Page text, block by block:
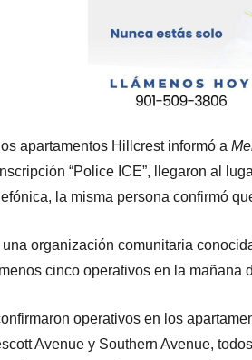
apartamentos Hillcrest informó a
“Police ICE”, llegaron al
la misma persona confirmó
organización comunitaria
cinco operativos en la mañana
operativos en los
Avenue y Southern Avenue,